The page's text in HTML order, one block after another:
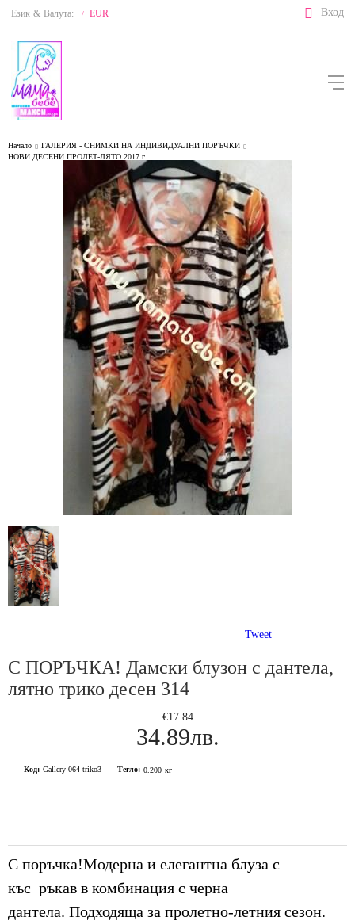
Език & Валута: / EUR Вход
Начало
ГАЛЕРИЯ - СНИМКИ НА ИНДИВИДУАЛНИ ПОРЪЧКИ
НОВИ ДЕСЕНИ ПРОЛЕТ-ЛЯТО 2017 г.
Tweet
С ПОРЪЧКА! Дамски блузон с дантела,
лятно трико десен 314
€17.84
34.89лв.
Код: Gallery 064-triko3 Тегло: 0.200 кг
С поръчка!Модерна и елегантна блуза с
къс ръкав в комбинация с черна
дантела. Подходяща за пролетно-летния сезон.